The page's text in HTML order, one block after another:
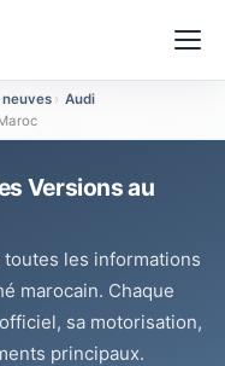
› Audi
Versions au
les informations
marocain. Chaque
sa motorisation,
principaux.